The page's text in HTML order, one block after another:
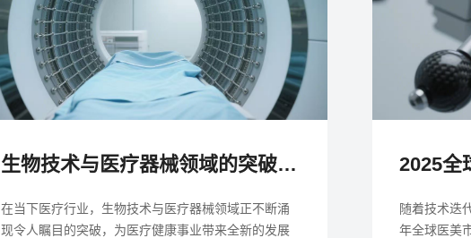
生物技术与医疗器械领域的突破性进展
在当下医疗行业，生物技术与医疗器械领域正不断涌
现令人瞩目的突破，为医疗健康事业带来全新的发展
随着技术迭
年全球医美